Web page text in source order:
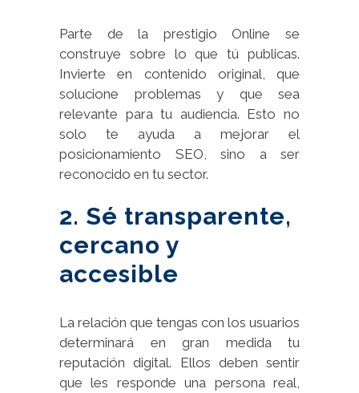
Parte de la prestigio Online se
construye sobre lo que tú publicas.
Invierte en contenido original, que
solucione problemas y que sea
relevante para tu audiencia. Esto no
solo te ayuda a mejorar el
posicionamiento SEO, sino a ser
reconocido en tu sector.
2. Sé transparente,
cercano y
accesible
La relación que tengas con los usuarios
determinará en gran medida tu
reputación digital. Ellos deben sentir
que les responde una persona real,